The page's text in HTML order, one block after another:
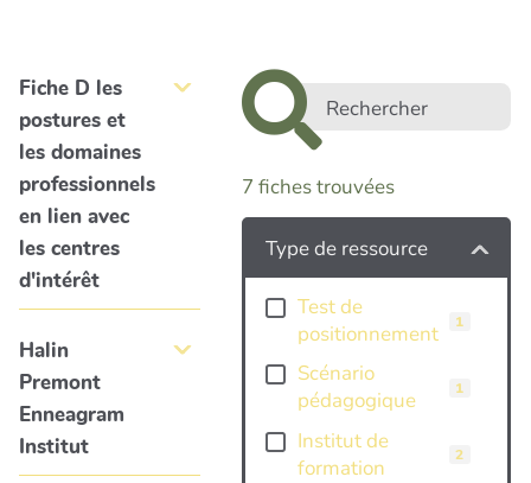
7 fiches trouvées
Type de ressource
Test de
positionnement
1
Scénario
pédagogique
1
Institut de
formation
2
Fiche D les
postures et
les domaines
professionnels
en lien avec
les centres
d'intérêt
Halin
Premont
Enneagram
Institut